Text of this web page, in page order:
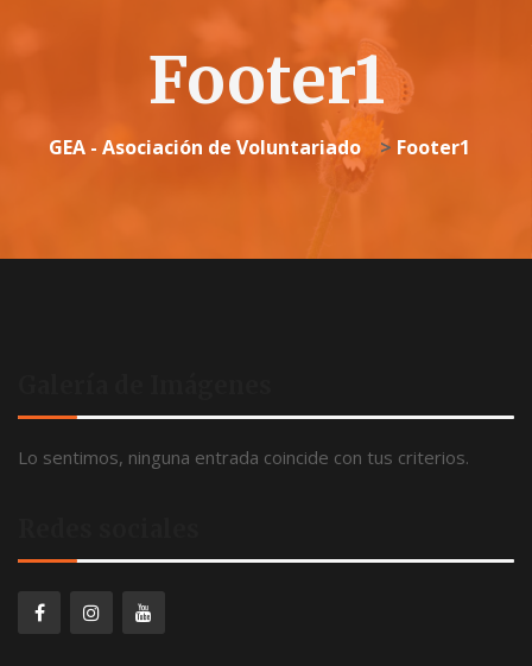
Footer1
GEA - Asociación de Voluntariado > Footer1
Lo sentimos, ninguna entrada coincide con tus criterios.